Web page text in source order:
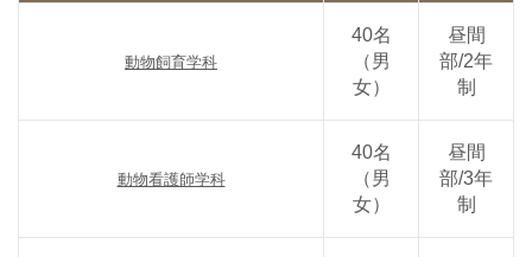
動物飼育学科
40名
（男
女）
昼間
部/2年
制
動物看護師学科
40名
（男
女）
昼間
部/3年
制